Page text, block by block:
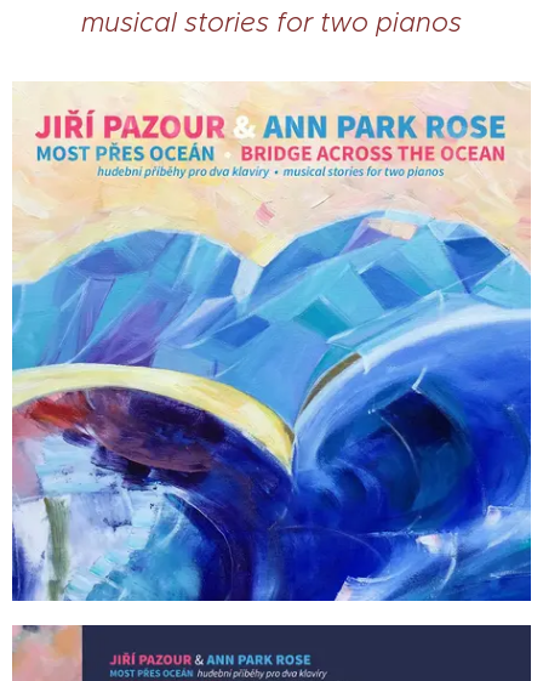
musical stories for two pianos